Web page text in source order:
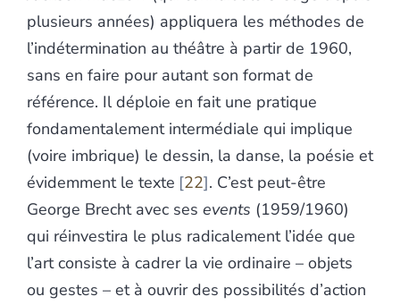
plusieurs années) appliquera les méthodes de
l’indétermination au théâtre à partir de 1960,
sans en faire pour autant son format de
référence. Il déploie en fait une pratique
fondamentalement intermédiale qui implique
(voire imbrique) le dessin, la danse, la poésie et
évidemment le texte 22 . C’est peut-être
George Brecht avec ses events (1959/1960)
qui réinvestira le plus radicalement l’idée que
l’art consiste à cadrer la vie ordinaire – objets
ou gestes – et à ouvrir des possibilités d’action